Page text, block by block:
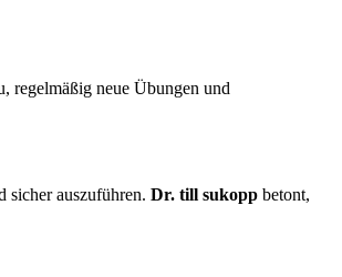
regelmäßig neue Übungen und
sicher auszuführen. Dr. till sukopp betont,